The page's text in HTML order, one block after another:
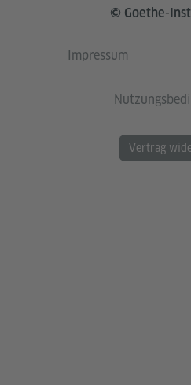
© Goethe-
Impressum
Vertrag